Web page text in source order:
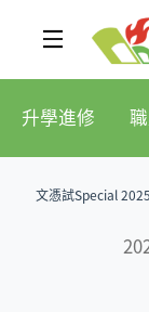
升學進修
文憑試Special